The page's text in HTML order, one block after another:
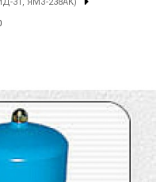
31, ЯМЗ-238АК)